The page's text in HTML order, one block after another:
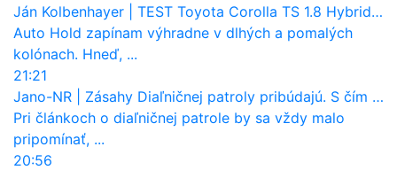
Ján Kolbenhayer
TEST Toyota Corolla TS 1.8 Hybrid: Dokáže nahradiť naftové kombi?
Auto Hold zapínam výhradne v dlhých a pomalých
kolónach. Hneď, ...
21:21
Jano-NR
Zásahy Diaľničnej patroly pribúdajú. S čím najčastejšie pomáha vodičom?
Pri článkoch o diaľničnej patrole by sa vždy malo
pripomínať, ...
20:56